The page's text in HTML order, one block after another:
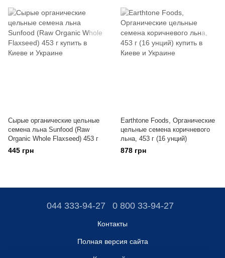
Сырые органические цельные
семена льна Sunfood (Raw
Organic Whole Flaxseed) 453 г
445 грн
Earthtone Foods, Органические
цельные семена коричневого
льна, 453 г (16 унций)
878 грн
044 333-94-27 0 800 33-94-27
Контакты
Полная версия сайта